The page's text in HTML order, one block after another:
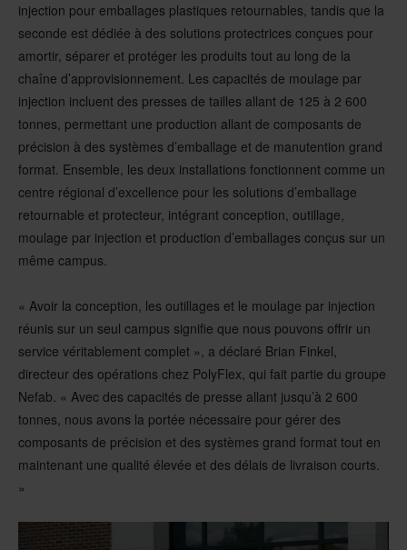
injection pour emballages plastiques retournables, tandis que la
seconde est dédiée à des solutions protectrices conçues pour
amortir, séparer et protéger les produits tout au long de la
chaîne d’approvisionnement. Les capacités de moulage par
injection incluent des presses de tailles allant de 125 à 2 600
tonnes, permettant une production allant de composants de
précision à des systèmes d’emballage et de manutention grand
format. Ensemble, les deux installations fonctionnent comme un
centre régional d’excellence pour les solutions d’emballage
retournable et protecteur, intégrant conception, outillage,
moulage par injection et production d’emballages conçus sur un
même campus.
« Avoir la conception, les outillages et le moulage par injection
réunis sur un seul campus signifie que nous pouvons offrir un
service véritablement complet », a déclaré Brian Finkel,
directeur des opérations chez PolyFlex, qui fait partie du groupe
Nefab. « Avec des capacités de presse allant jusqu’à 2 600
tonnes, nous avons la portée nécessaire pour gérer des
composants de précision et des systèmes grand format tout en
maintenant une qualité élevée et des délais de livraison courts.
»